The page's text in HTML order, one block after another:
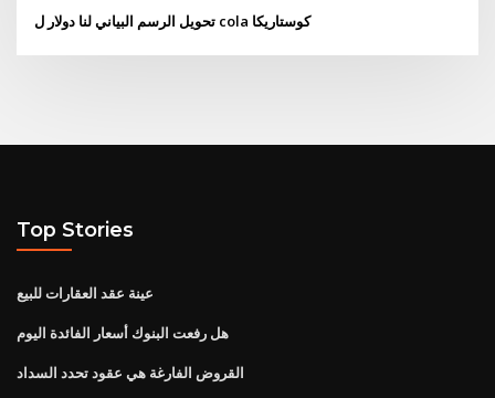
تحويل الرسم البياني لنا دولار ل cola كوستاريكا
Top Stories
عينة عقد العقارات للبيع
هل رفعت البنوك أسعار الفائدة اليوم
القروض الفارغة هي عقود تحدد السداد